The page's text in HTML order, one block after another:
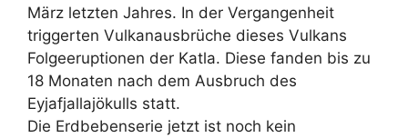
März letzten Jahres. In der Vergangenheit
triggerten Vulkanausbrüche dieses Vulkans
Folgeeruptionen der Katla. Diese fanden bis zu
18 Monaten nach dem Ausbruch des
Eyjafjallajökulls statt.
Die Erdbebenserie jetzt ist noch kein